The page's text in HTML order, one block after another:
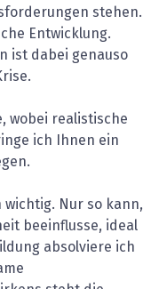
stehen.
Entwicklung.
ist dabei genauso
wobei realistische
ich Ihnen ein
Nur so kann,
beeinflusse, ideal
absolviere ich